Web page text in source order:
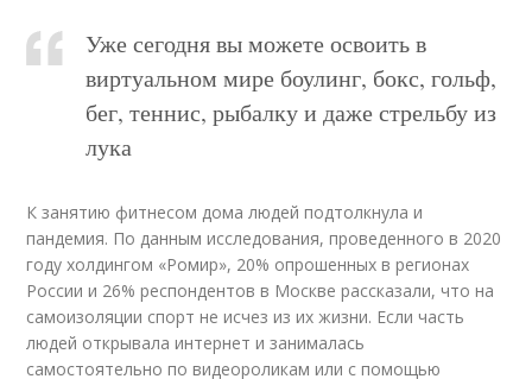
Уже сегодня вы можете освоить в
виртуальном мире боулинг, бокс, гольф,
бег, теннис, рыбалку и даже стрельбу из
лука
К занятию фитнесом дома людей подтолкнула и
пандемия. По данным исследования, проведенного в 2020
году холдингом «Ромир», 20% опрошенных в регионах
России и 26% респондентов в Москве рассказали, что на
самоизоляции спорт не исчез из их жизни. Если часть
людей открывала интернет и занималась
самостоятельно повидеороликам или с помощью